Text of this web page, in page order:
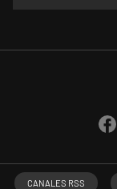
CANALES RSS